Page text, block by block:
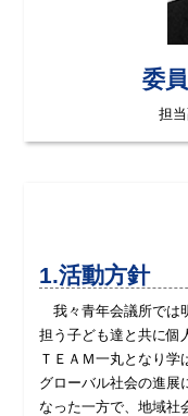
委
担
1.活動方針
我々青年会議所では
担う子ども達と共に個
ＴＥＡＭ一丸となり学
グローバル社会の進展
なった一方で、地域社